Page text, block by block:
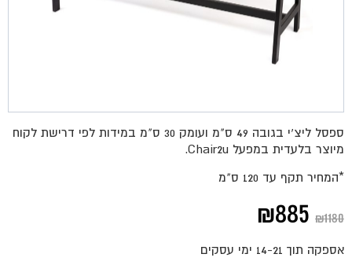
ספסל ליצ'י בגובה 49 ס"מ ועומק 30 ס"מ במידות לפי דרישת לקוח
מיוצר בלעדית במפעל Chair2u.
*המחיר תקף עד 120 ס"מ
₪1180
המחיר
המקורי
₪885
הנוכחי
אספקה תוך 14-21 ימי עסקים